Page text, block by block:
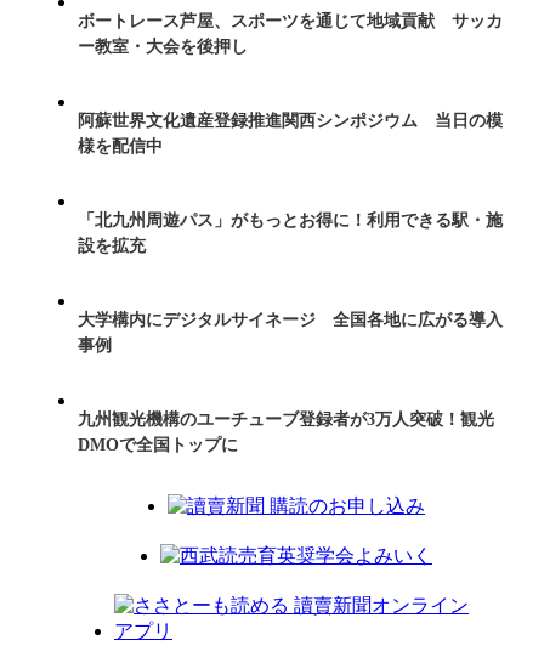
ボートレース芦屋、スポーツを通じて地域貢献 サッカ
ー教室・大会を後押し
阿蘇世界文化遺産登録推進関西シンポジウム 当日の模
様を配信中
「北九州周遊パス」がもっとお得に！利用できる駅・施
設を拡充
大学構内にデジタルサイネージ 全国各地に広がる導入
事例
九州観光機構のユーチューブ登録者が3万人突破！観光
DMOで全国トップに